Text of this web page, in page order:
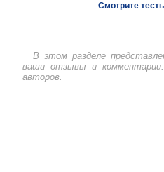
Смотрите
В этом разделе
ваши отзывы и
авторов.